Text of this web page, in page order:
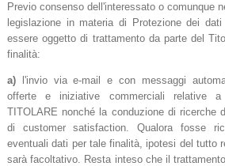
Previo consenso dell'interessato o comunque
legislazione in materia di Protezione dei
essere oggetto di trattamento da parte del
finalità:
a)l'invio via e-mail e con messaggi
offerte e iniziative commerciali relative
TITOLARE nonché la conduzione di ricerche
di customer satisfaction. Qualora fosse
eventuali dati per tale finalità, ipotesi del tutto
sarà facoltativo. Resta inteso che il